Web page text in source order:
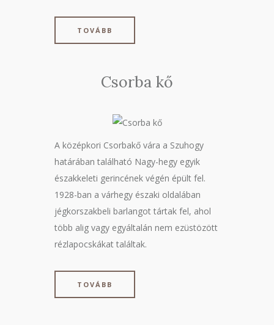
TOVÁBB
Csorba kő
A középkori Csorbakő vára a Szuhogy
határában található Nagy-hegy egyik
északkeleti gerincének végén épült fel.
1928-ban a várhegy északi oldalában
jégkorszakbeli barlangot tártak fel, ahol
több alig vagy egyáltalán nem ezüstözött
rézlapocskákat találtak.
TOVÁBB